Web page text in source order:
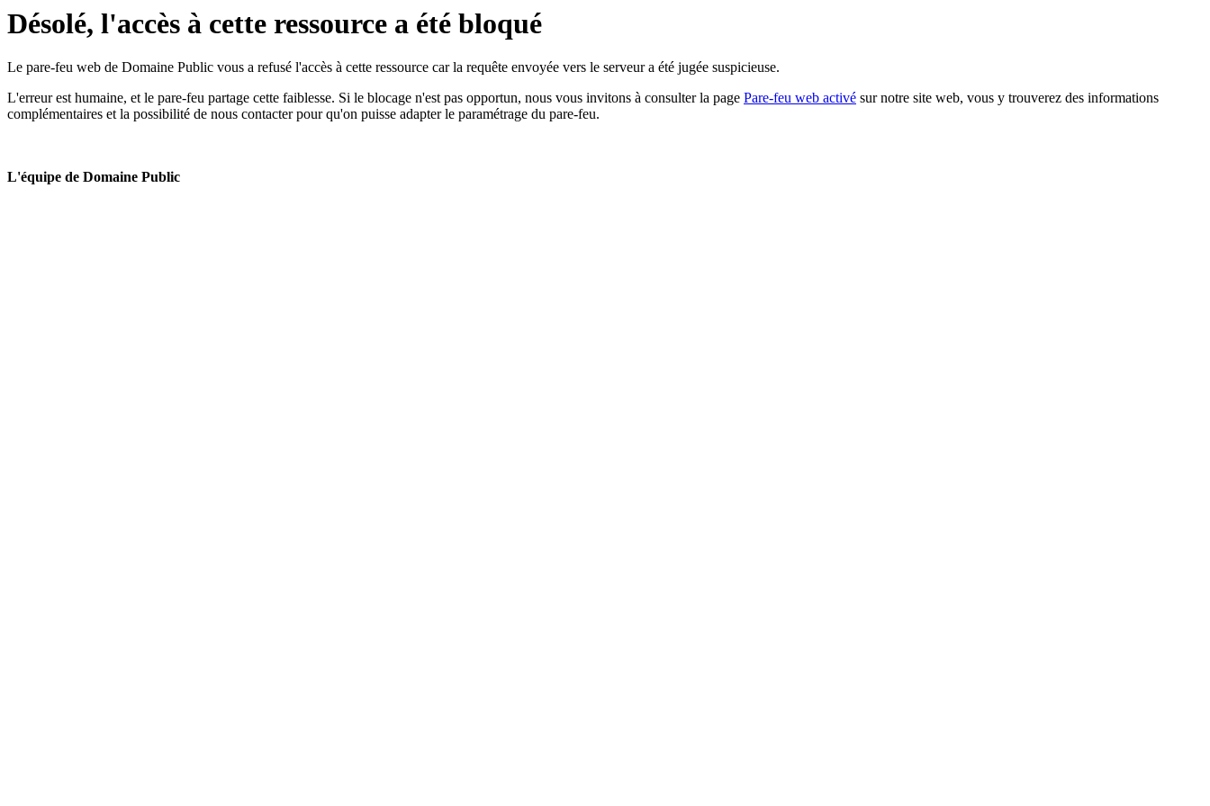
Désolé, l'accès à cette ressource a été bloqué
Le pare-feu web de Domaine Public vous a refusé l'accès à cette ressource car la requête envoyée vers le serveur a été jugée suspicieuse.
L'erreur est humaine, et le pare-feu partage cette faiblesse. Si le blocage n'est pas opportun, nous vous invitons à consulter la page Pare-feu web activé sur notre site web, vous y trouverez des informations
complémentaires et la possibilité de nous contacter pour qu'on puisse adapter le paramétrage du pare-feu.
L'équipe de Domaine Public